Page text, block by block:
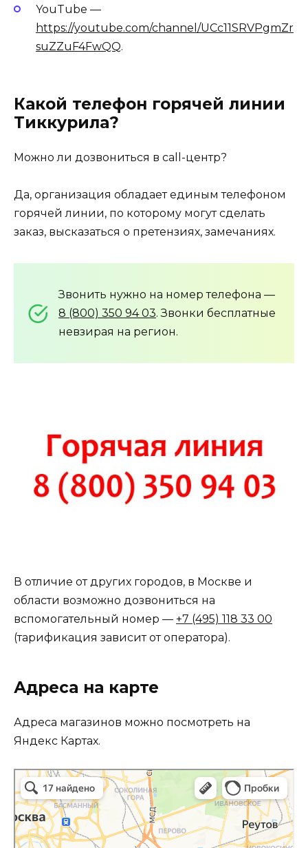
YouTube —
https://youtube.com/channel/UCc11SRVPgmZr
suZZuF4FwQQ.
Какой телефон горячей линии
Тиккурила?
Можно ли дозвониться в call-центр?
Да, организация обладает единым телефоном
горячей линии, по которому могут сделать
заказ, высказаться о претензиях, замечаниях.
Звонить нужно на номер телефона —
8 (800) 350 94 03. Звонки бесплатные
невзирая на регион.
В отличие от других городов, в Москве и
области возможно дозвониться на
вспомогательный номер — +7 (495) 118 33 00
(тарификация зависит от оператора).
Адреса на карте
Адреса магазинов можно посмотреть на
Яндекс Картах.